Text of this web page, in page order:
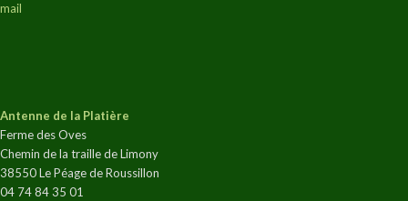
mail
Antenne de la Platière
Ferme des Oves
Chemin de la traille de Limony
38550 Le Péage de Roussillon
04 74 84 35 01